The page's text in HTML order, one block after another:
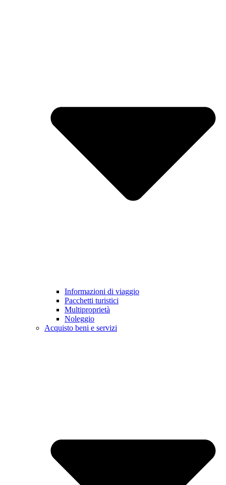
Informazioni di viaggio
Pacchetti turistici
Multiproprietà
Noleggio
Acquisto beni e servizi